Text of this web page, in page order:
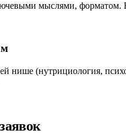
мыслями,
нише (нутрициология,